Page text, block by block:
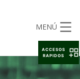
MENÚ
ACCESOS
RAPIDOS